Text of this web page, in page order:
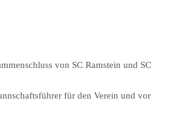
von SC Ramstein und SC
für den Verein und vor